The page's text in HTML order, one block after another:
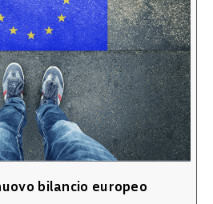
bilancio europeo